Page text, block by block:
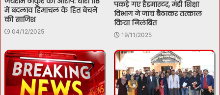
में बदलाव हिमाचल के हित बेचने
की साजिश
04/12/2025
पकड़े गए हैडमास्टर, मंडी शिक्षा
विभाग ने जांच बैठाकर तत्काल
किया निलंबित
19/11/2025